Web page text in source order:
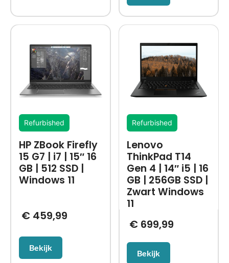
Refurbished
HP ZBook Firefly
15 G7 | i7 | 15″ 16
GB | 512 SSD |
Windows 11
€459,99
Bekijk
Refurbished
Lenovo
ThinkPad T14
Gen 4 | 14″ i5 | 16
GB | 256GB SSD |
Zwart Windows
11
€ 699,99
Bekijk